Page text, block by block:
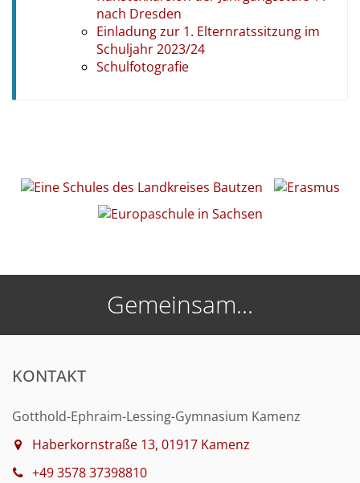
nach Dresden
Einladung zur 1. Elternratssitzung im
Schuljahr 2023/24
Schulfotografie
Gemeinsam...
KONTAKT
Gotthold-Ephraim-Lessing-Gymnasium Kamenz
Haberkornstraße 13, 01917 Kamenz
+49 3578 37398810